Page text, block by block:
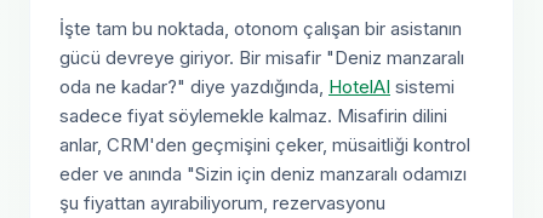
İşte tam bu noktada, otonom çalışan bir asistanın
gücü devreye giriyor. Bir misafir "Deniz manzaralı
oda ne kadar?" diye yazdığında, HotelAI sistemi
sadece fiyat söylemekle kalmaz. Misafirin dilini
anlar, CRM'den geçmişini çeker, müsaitliği kontrol
eder ve anında "Sizin için deniz manzaralı odamızı
şu fiyattan ayırabiliyorum, rezervasyonu